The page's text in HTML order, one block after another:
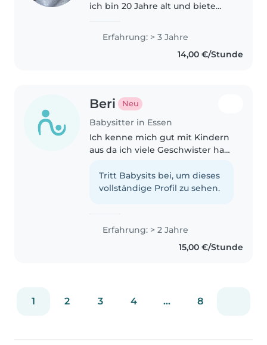
ich bin 20 Jahre alt und biete
Kinderbetreuung an. Ich passe
gerne auf Kinder jeden Alters auf
– egal ob für ein paar Stunden,..
Erfahrung: > 3 Jahre
14,00 €/Stunde
Beri Neu
Babysitter in Essen
Ich kenne mich gut mit Kindern
aus da ich viele Geschwister hab
Tante bin ich bin sehr gut in
English Deutsch und meine
Tritt Babysits bei, um dieses
vollständige Profil zu sehen.
Erfahrung: > 2 Jahre
15,00 €/Stunde
1 2 3 4 ... 8